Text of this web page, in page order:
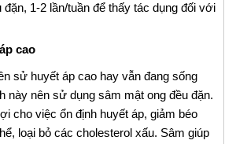
đặn, 1-2 lần/tuần để thấy tác dụng đối với
cao
sử huyết áp cao hay vẫn đang sống
này nên sử dụng sâm mật ong đều đặn.
cho việc ổn định huyết áp, giảm béo
loại bỏ các cholesterol xấu. Sâm giúp